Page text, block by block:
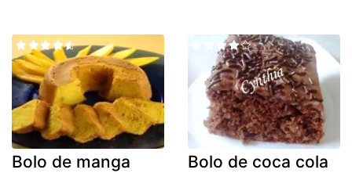
Bolo de manga Bolo de coca cola